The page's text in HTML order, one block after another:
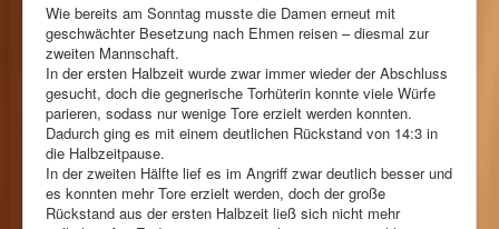
Wie bereits am Sonntag musste die Damen erneut mit
geschwächter Besetzung nach Ehmen reisen – diesmal zur
zweiten Mannschaft.
In der ersten Halbzeit wurde zwar immer wieder der Abschluss
gesucht, doch die gegnerische Torhüterin konnte viele Würfe
parieren, sodass nur wenige Tore erzielt werden konnten.
Dadurch ging es mit einem deutlichen Rückstand von 14:3 in
die Halbzeitpause.
In der zweiten Hälfte lief es im Angriff zwar deutlich besser und
es konnten mehr Tore erzielt werden, doch der große
Rückstand aus der ersten Halbzeit ließ sich nicht mehr